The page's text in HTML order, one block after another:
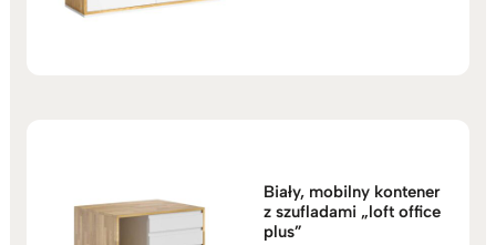
Biały, mobilny kontener
z szufladami „loft office
plus”